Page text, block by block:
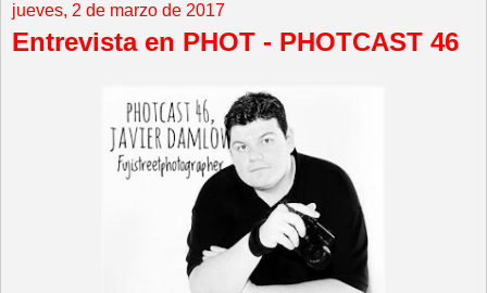
jueves, 2 de marzo de 2017
Entrevista en PHOT - PHOTCAST 46